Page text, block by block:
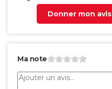
Donner mon avis
Ma note